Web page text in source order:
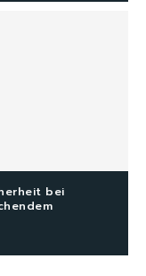
bei